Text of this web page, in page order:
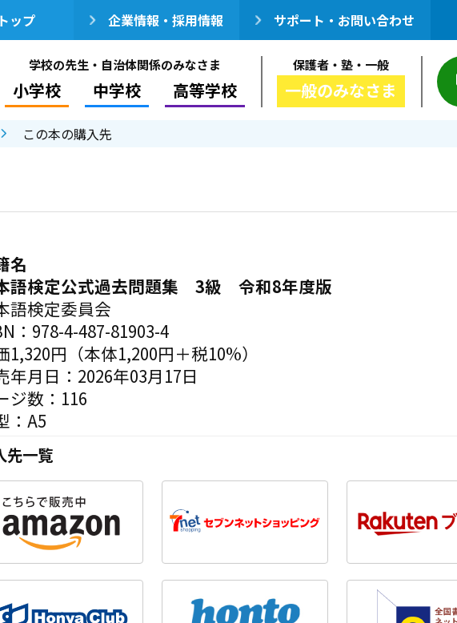
ップ 企業情報・採用情報 サポート・お問い合わせ
学校の先生・自治体関係のみなさま
小学校 中学校 高等学校
保護者・塾・一般
一般のみなさま
この本の購入先
名
語検定公式過去問題集 3級 令和8年度版
語検定委員会
：978-4-487-81903-4
1,320円（本体1,200円＋税10%）
年月日：2026年03月17日
ジ数：116
：A5
先一覧